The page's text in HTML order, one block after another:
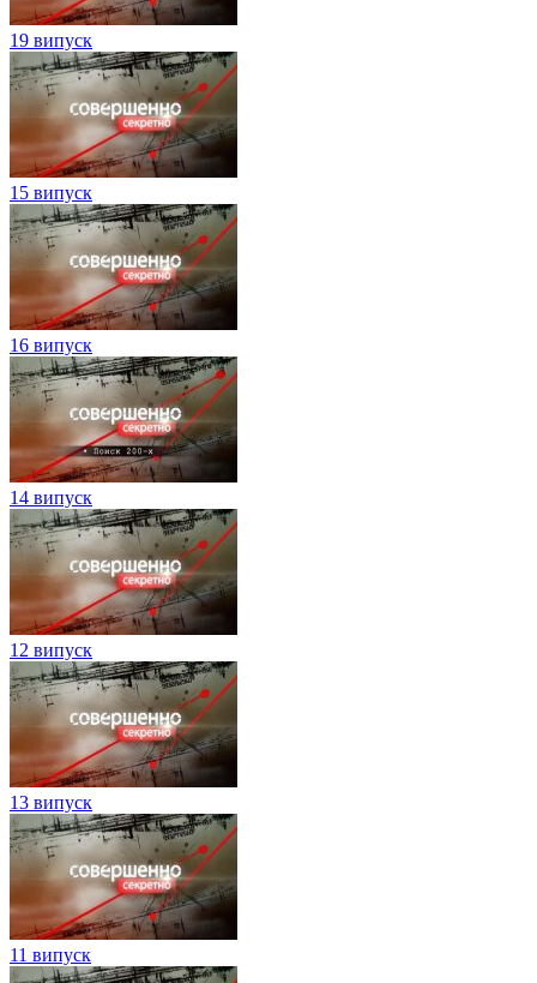
19 випуск
15 випуск
16 випуск
14 випуск
12 випуск
13 випуск
11 випуск